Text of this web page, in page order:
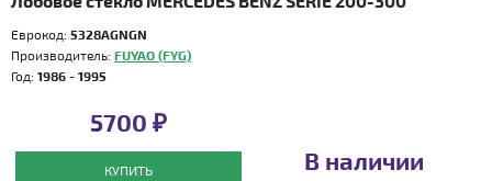
Еврокод: 5328AGNGN
Производитель: FUYAO (FYG)
Год: 1986 - 1995
5700 ₽
КУПИТЬ В наличии